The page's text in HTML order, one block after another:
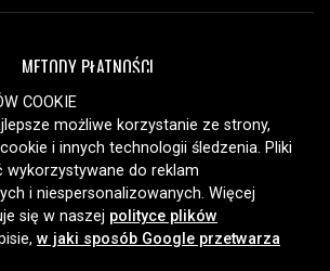
METODY PŁATNOŚCI
OPCJE DOSTAWY
COOKIE
możliwe korzystanie ze strony,
i innych technologii śledzenia. Pliki
wykorzystywane do reklam
i niespersonalizowanych. Więcej
się w naszej polityce plików
w jaki sposób Google przetwarza